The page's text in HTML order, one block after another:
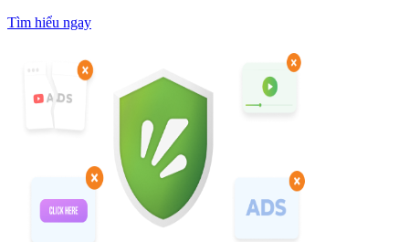
Tìm hiểu ngay